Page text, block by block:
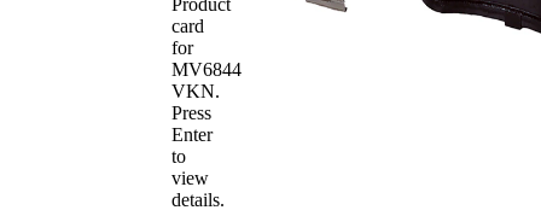
card
for
MV6844
VKN.
Press
Enter
to
view
details.